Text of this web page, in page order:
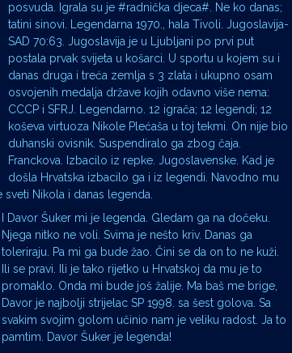
posvuda. Igrala su je #radnička djeca#. Ne ko danas;
tatini sinovi. Legendarna 1970., hala Tivoli. Jugoslavija-
SAD 70:63. Jugoslavija je u Ljubljani po prvi put
postala prvak svijeta u košarci. U sportu u kojem su i
danas druga i treća zemlja s 3 zlata i ukupno osam
osvojenih medalja države kojih odavno više nema:
CCCP i SFRJ. Legendarno. 12 igrača; 12 legendi; 12
koševa virtuoza Nikole Plećaša u toj tekmi. On nije bio
duhanski ovisnik. Suspendiralo ga zbog čaja.
Franckova. Izbacilo iz repke. Jugoslavenske. Kad je
došla Hrvatska izbacilo ga i iz legendi. Navodno mu
Nikola i danas legenda.
I Davor Šuker mi je legenda. Gledam ga na dočeku.
Njega nitko ne voli. Svima je nešto kriv. Danas ga
toleriraju. Pa mi ga bude žao. Čini se da on to ne kuži.
Ili se pravi. Ili je tako rijetko u Hrvatskoj da mu je to
promaklo. Onda mi bude još žalije. Ma baš me brige,
Davor je najbolji strijelac SP 1998. sa šest golova. Sa
svakim svojim golom učinio nam je veliku radost. Ja to
pamtim. Davor Šuker je legenda!